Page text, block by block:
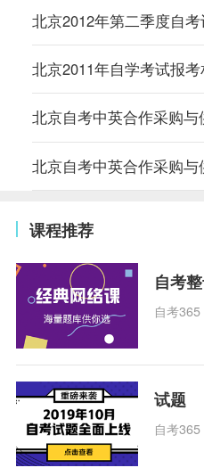
北京2012年第二季度自
北京2011年自学考试报
课程推荐
自考
自考365
试题
自考365